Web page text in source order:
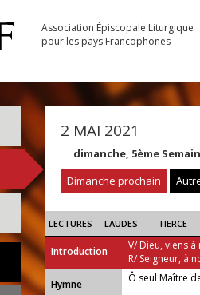
Association Épiscopale Liturgique
pour les pays Francophones
2 MAI 2021
dimanche, 5ème
Dimanche prochain
LECTURES LAUDES TIERCE
Introduction
V/ Dieu, viens
R/ Seigneur, à
...
Hymne Ô seul Maître